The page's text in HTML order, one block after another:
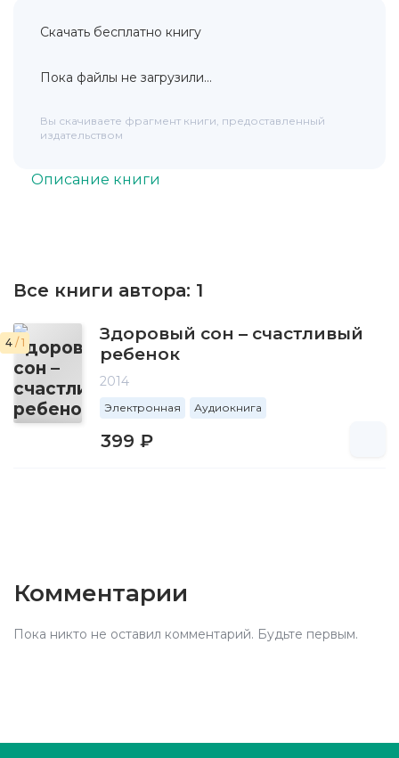
Описание книги
Все книги автора: 1
4 / 1
Здоровый сон – счастливый
ребенок
2014
Электронная Аудиокнига
399 ₽
Скачать бесплатно книгу
Пока файлы не загрузили...
Вы скачиваете фрагмент книги, предоставленный
издательством
Комментарии
Пока никто не оставил комментарий. Будьте первым.